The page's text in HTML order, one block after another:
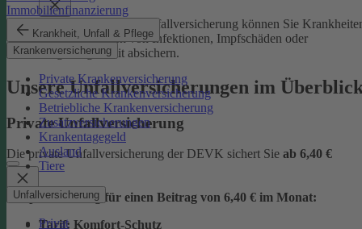
Immobilienfinanzierung
Krankheit, Unfall & Pflege
Krankenversicherung
Private Krankenversicherung
Gesetzliche Krankenversicherung
Betriebliche Krankenversicherung
Zusatzversicherungen
Krankentagegeld
Ausland
Tiere
Unfallversicherung
Privat
Mit der Junior-Plus-Unfallversicherung können Sie
sowie die Folgen von Infektionen, Impfschäden oder
Vergiftungen mit absichern.
Unsere Unfallversicherungen im
Private Unfallversicherung
Die private Unfallversicherung der DEVK sichert Sie ab 6,40 €
Beispielrechnung für einen Beitrag von 6,40 € im Monat:
Tarif: Komfort-Schutz